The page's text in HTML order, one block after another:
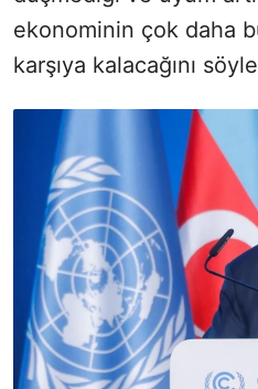
ekonominin çok daha
karşıya kalacağını